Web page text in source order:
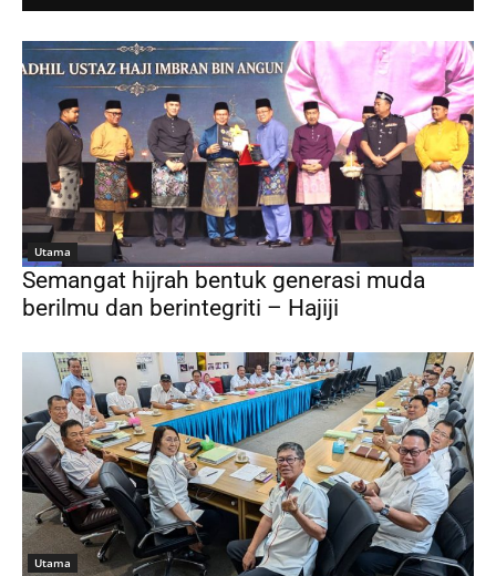
Utama
Semangat hijrah bentuk generasi muda
berilmu dan berintegriti – Hajiji
Utama